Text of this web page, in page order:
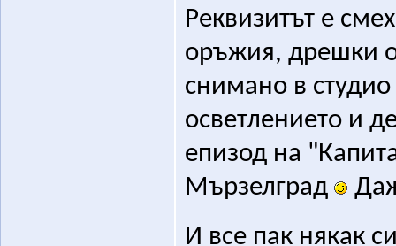
Реквизитът е
оръжия, дрешки
снимано в
осветлението и
епизод на
Мързелград
И все пак някак